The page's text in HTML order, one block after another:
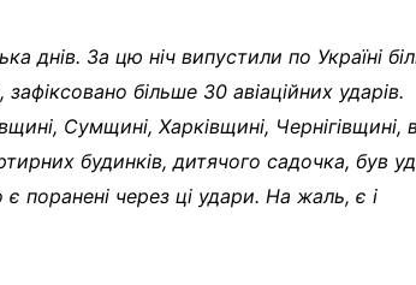
днів. За цю ніч випустили по Україні
більше 30 авіаційних ударів.
Сумщині, Харківщині, Чернігівщині,
будинків, дитячого садочка, був
поранені через ці удари. На жаль, є і